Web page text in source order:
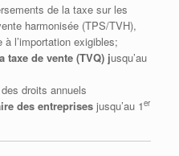
de la taxe sur les
harmonisée (TPS/TVH),
l’importation exigibles;
taxe de vente (TVQ) jusqu’au
droits annuels
des entreprisesjusqu’au 1er